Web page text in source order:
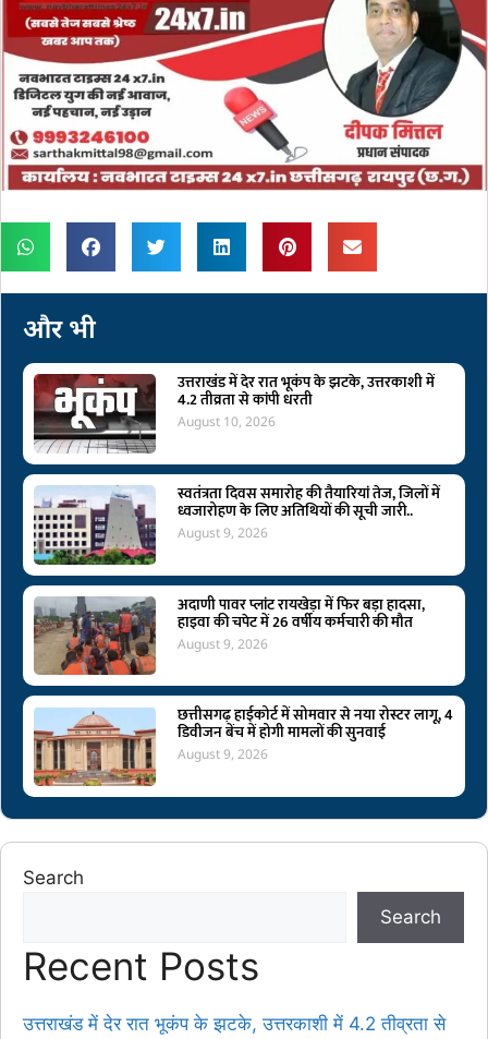
और भी
उत्तराखंड में देर रात भूकंप के झटके, उत्तरकाशी में
4.2 तीव्रता से कांपी धरती
August 10, 2026
स्वतंत्रता दिवस समारोह की तैयारियां तेज, जिलों में
ध्वजारोहण के लिए अतिथियों की सूची जारी..
August 9, 2026
अदाणी पावर प्लांट रायखेड़ा में फिर बड़ा हादसा,
हाइवा की चपेट में 26 वर्षीय कर्मचारी की मौत
August 9, 2026
छत्तीसगढ़ हाईकोर्ट में सोमवार से नया रोस्टर लागू, 4
डिवीजन बेंच में होगी मामलों की सुनवाई
August 9, 2026
Search
Search
Recent Posts
उत्तराखंड में देर रात भूकंप के झटके, उत्तरकाशी में 4.2 तीव्रता से